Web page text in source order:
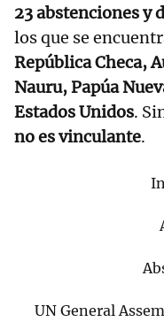
23 abstenciones y
los que se
República Checa,
Nauru, Papúa
Estados Unidos.
no es vinculante.
UN General